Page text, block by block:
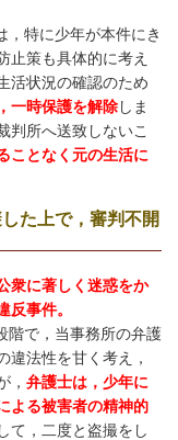
，特に少年が本件にき
止策も具体的に考え
活状況の確認のため
一時保護を解除しま
判所へ送致しないこ
ことなく元の生活に
た上で，審判不開
衆に著しく迷惑をか
事件。
階で，当事務所の弁護
違法性を甘く考え，
， 弁護士は，少年に
よる被害者の精神的
て，二度と盗撮をし